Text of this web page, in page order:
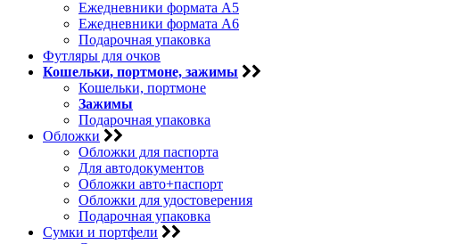
Ежедневники формата А5
Ежедневники формата А6
Подарочная упаковка
Футляры для очков
Кошельки, портмоне, зажимы
Кошельки, портмоне
Зажимы
Подарочная упаковка
Обложки
Обложки для паспорта
Для автодокументов
Обложки авто+паспорт
Обложки для удостоверения
Подарочная упаковка
Сумки и портфели